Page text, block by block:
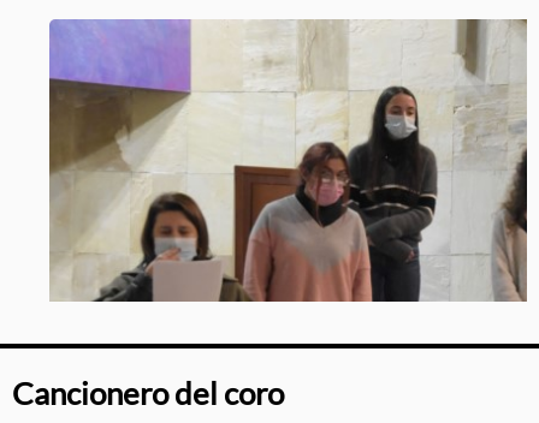
Cancionero del coro